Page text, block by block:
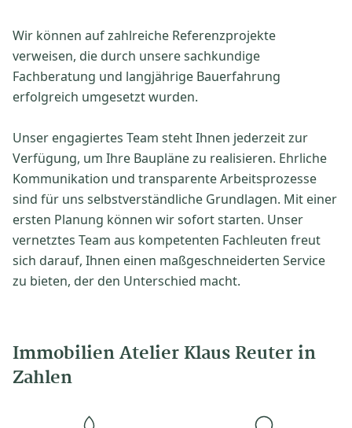
Wir können auf zahlreiche Referenzprojekte
verweisen, die durch unsere sachkundige
Fachberatung und langjährige Bauerfahrung
erfolgreich umgesetzt wurden.
Unser engagiertes Team steht Ihnen jederzeit zur
Verfügung, um Ihre Baupläne zu realisieren. Ehrliche
Kommunikation und transparente Arbeitsprozesse
sind für uns selbstverständliche Grundlagen. Mit einer
ersten Planung können wir sofort starten. Unser
vernetztes Team aus kompetenten Fachleuten freut
sich darauf, Ihnen einen maßgeschneiderten Service
zu bieten, der den Unterschied macht.
Immobilien Atelier Klaus Reuter in
Zahlen